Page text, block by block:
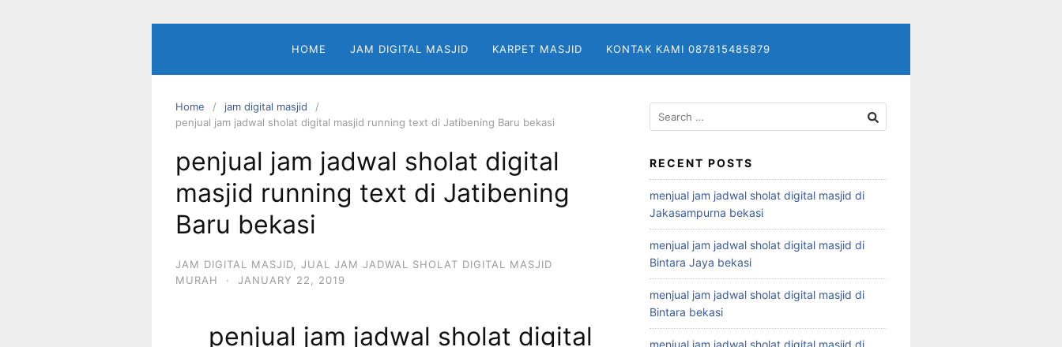
HOME JAM DIGITAL MASJID KARPET MASJID KONTAK KAMI 087815485879
Home
jam digital masjid
penjual jam jadwal sholat digital masjid running text di Jatibening Baru bekasi
penjual jam jadwal sholat digital
masjid running text di Jatibening
Baru bekasi
JAM DIGITAL MASJID
JUAL JAM JADWAL SHOLAT DIGITAL MASJID
MURAH
· JANUARY 22, 2019
penjual jam jadwal sholat digital
Search
for:
RECENT POSTS
menjual jam jadwal sholat digital masjid di
Jakasampurna bekasi
menjual jam jadwal sholat digital masjid di
Bintara Jaya bekasi
menjual jam jadwal sholat digital masjid di
Bintara bekasi
menjual jam jadwal sholat digital masjid di